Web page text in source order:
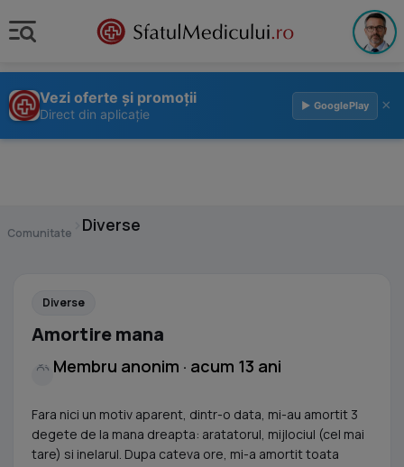
Vezi oferte și promoții
Direct din aplicație
▶ GooglePlay ×
Comunitate Diverse
Diverse
Amortire mana
Membru anonim · acum 13 ani
Fara nici un motiv aparent, dintr-o data, mi-au amortit 3
degete de la mana dreapta: aratatorul, mijlociul (cel mai
tare) si inelarul. Dupa cateva ore, mi-a amortit toata